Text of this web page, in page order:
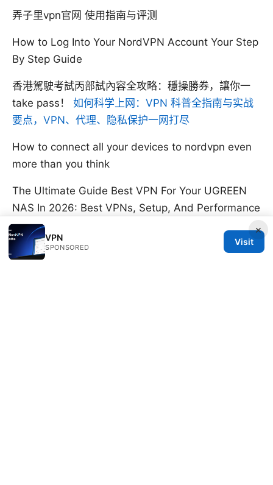
弄子里vpn官网 使用指南与评测
How to Log Into Your NordVPN Account Your Step
By Step Guide
香港駕駛考試丙部試內容全攻略：穩操勝券，讓你一
take pass！ 如何科学上网：VPN 科普全指南与实战
要点，VPN、代理、隐私保护一网打尽
How to connect all your devices to nordvpn even
more than you think
The Ultimate Guide Best VPN For Your UGREEN
NAS In 2026: Best VPNs, Setup, And Performance
Tips
×
VPN
SPONSORED
Visit